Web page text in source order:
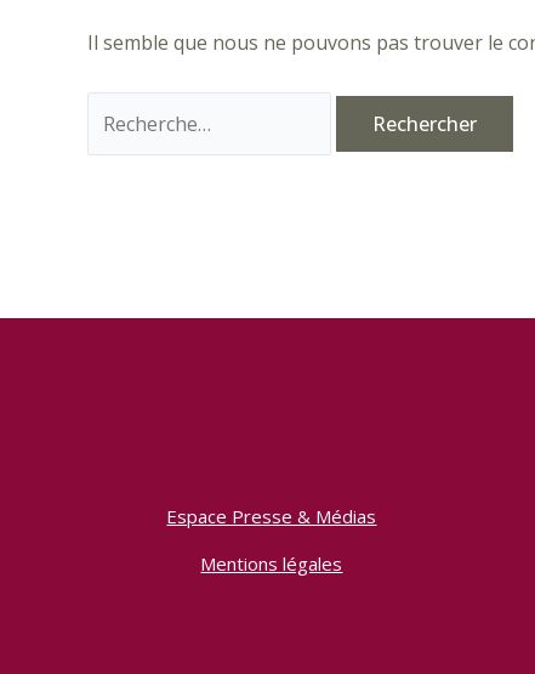
U
E
!
Il semble que nous ne pouvons pas trouver le
Espace Presse & Médias
Mentions légales